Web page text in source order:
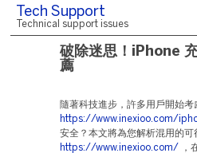
Tech Support
Technical support issues
破除迷思！iPhone
薦
隨著科技進步，許多用戶開始
https://www.inexioo.com/
安全？本文將為您解析混用的
https://www.inexioo.com/ ，